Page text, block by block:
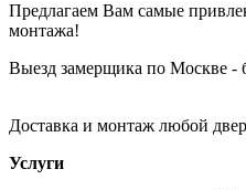
Предлагаем Вам самые
монтажа!
Выезд замерщика по Москве -
Доставка и монтаж любой
Услуги